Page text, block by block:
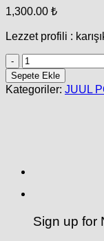
Sign up for
1,300.00 ₺
Lezzet profili :
JUUL2
RUBY
MENTHOL
adet
Sepete Ekle
Kategoriler: JUUL